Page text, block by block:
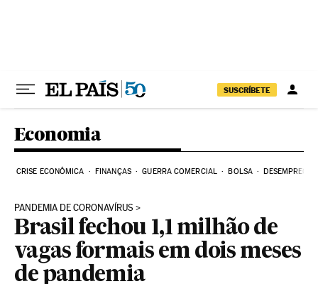
SUSCRÍBETE
Economia
CRISE ECONÔMICA FINANÇAS GUERRA COMERCIAL BOLSA DESEMPREGO
PANDEMIA DE CORONAVÍRUS
Brasil fechou 1,1 milhão de
vagas formais em dois meses
de pandemia